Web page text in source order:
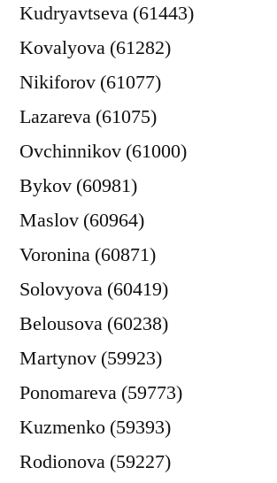
Kudryavtseva (61443)
Kovalyova (61282)
Nikiforov (61077)
Lazareva (61075)
Ovchinnikov (61000)
Bykov (60981)
Maslov (60964)
Voronina (60871)
Solovyova (60419)
Belousova (60238)
Martynov (59923)
Ponomareva (59773)
Kuzmenko (59393)
Rodionova (59227)